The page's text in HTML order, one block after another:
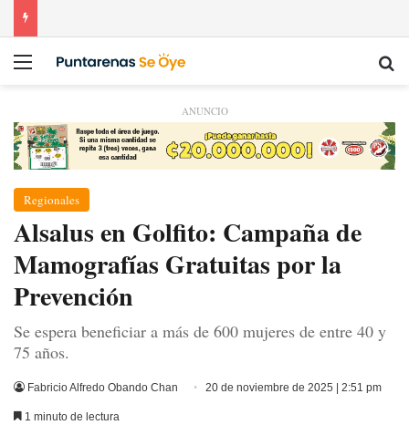
Menú
ANUNCIO
Regionales
Alsalus en Golfito: Campaña de
Mamografías Gratuitas por la
Prevención
Se espera beneficiar a más de 600 mujeres de entre 40 y
75 años.
Fabricio Alfredo Obando Chan 20 de noviembre de 2025 | 2:51 pm
1 minuto de lectura